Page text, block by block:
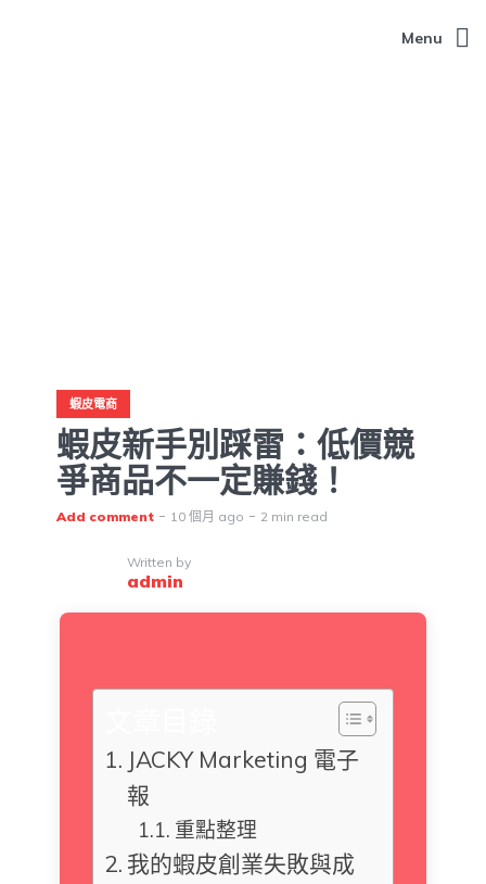
Menu
蝦皮電商
蝦皮新手別踩雷：低價競
爭商品不一定賺錢！
Add comment 10 個月 ago 2 min read
Written by
admin
JACKY Marketing 電子
報
重點整理
我的蝦皮創業失敗與成